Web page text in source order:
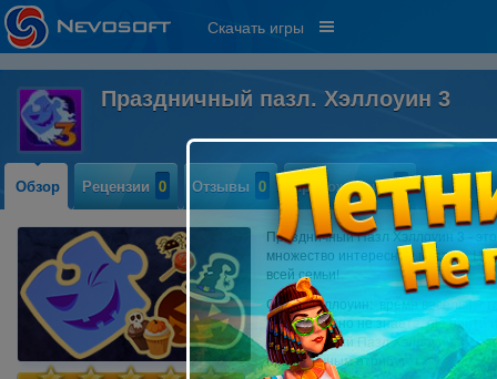
Скачать игры
Праздничный пазл. Хэллоуин 3
Обзор Рецензии 0 Отзывы 0 Прохождение 0
Праздничный Пазл Хэллоуин 3 -
множество интересных мозаик.
всей семьи!
Скоро Хэллоуин: время веселья,
празднику, но не знаете, где
Праздничный Пазл Хэллоуин 3 -
праздничным атрибутам!